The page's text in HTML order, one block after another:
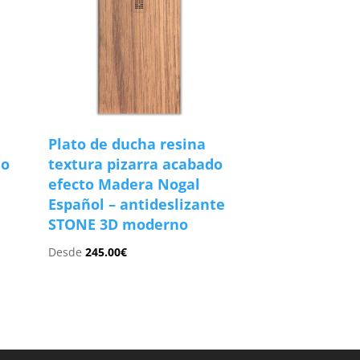
Plato de ducha resina
textura pizarra acabado
efecto Madera Nogal
Español – antideslizante
STONE 3D moderno
Desde245.00€